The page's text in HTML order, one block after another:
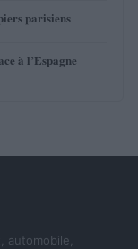
parisiens
à l’Espagne
automobile,